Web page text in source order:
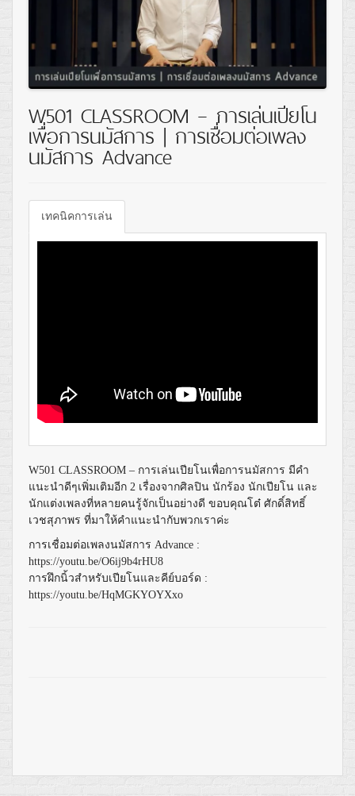
W501 CLASSROOM – การเล่นเปียโน
เพื่อการนมัสการ | การเชื่อมต่อเพลง
นมัสการ Advance
เทคนิคการเล่น
W501 CLASSROOM – การเล่นเปียโนเพื่อการนมัสการ มีคำ
แนะนำดีๆเพิ่มเติมอีก 2 เรื่องจากศิลปิน นักร้อง นักเปียโน และ
นักแต่งเพลงที่หลายคนรู้จักเป็นอย่างดี ขอบคุณโต๋ ศักดิ์สิทธิ์
เวชสุภาพร ที่มาให้คำแนะนำกับพวกเราค่ะ
การเชื่อมต่อเพลงนมัสการ Advance :
https://youtu.be/O6ij9b4rHU8
การฝึกนิ้วสำหรับเปียโนและคีย์บอร์ด :
https://youtu.be/HqMGKYOYXxo